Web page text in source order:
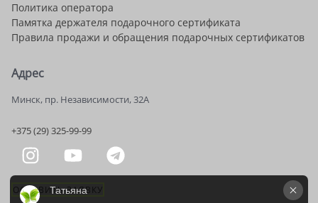
Политика оператора
Памятка держателя подарочного сертификата
Правила продажи и обращения подарочных сертификатов
Адрес
Минск, пр. Независимости, 32А
+375 (29) 325-99-99
ОСТАВИТЬ ЗАЯВКУ
Татьяна